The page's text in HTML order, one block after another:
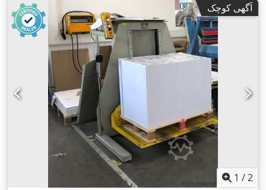
آگهی کوچک
1 /2